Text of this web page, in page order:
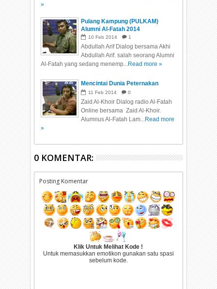
»
Pulang Kampung (PULKAM)
Alumni Al-Fatah 2014
10 Feb 2014 1
Abdullah Arif Dialog bersama Akhi
Abdullah Arif. salah seorang Alumni
Al-Fatah yang sedang menemp...Read more »
Mencintai Dunia Peternakan
11 Feb 2014 0
Zaid Al-Khoir Dialog radio Al-Fatah
Online bersama Zaid Al-Khoir.
Alumnus Al-Fatah Lam...Read more
»
0 KOMENTAR:
Posting Komentar
Klik Untuk Melihat Kode !
Untuk memasukkan emotikon gunakan satu spasi
sebelum kode.